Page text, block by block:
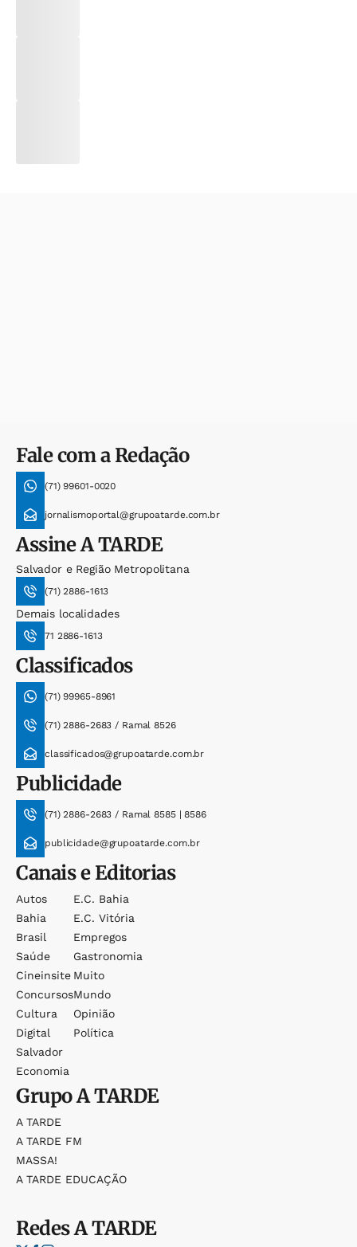
Fale com a Redação
(71) 99601-0020
jornalismoportal@grupoatarde.com.br
AssineA TARDE
Salvador e Região Metropolitana
(71) 2886-1613
Demais localidades
71 2886-1613
Classificados
(71) 99965-8961
(71) 2886-2683 / Ramal 8526
classificados@grupoatarde.com.br
Publicidade
(71) 2886-2683 / Ramal 8585 | 8586
publicidade@grupoatarde.com.br
Canais e Editorias
Autos
Bahia
Brasil
Saúde
Cineinsite
Concursos
Cultura
Digital
Salvador
Economia
E.c. Bahia
E.c. Vitória
Empregos
Gastronomia
Muito
Mundo
Opinião
Política
GrupoA TARDE
A TARDE
A TARDE FM
MASSA!
A TARDE EDUCAÇÃO
RedesA TARDE